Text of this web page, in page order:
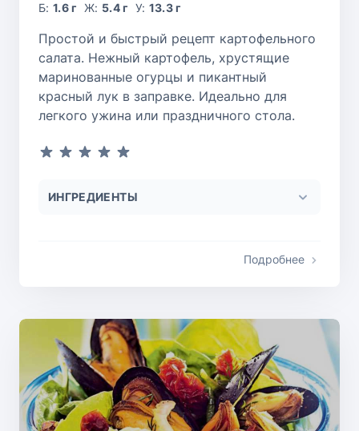
Б:1.6 г Ж: 5.4 г У: 13.3 г
Простой и быстрый рецепт картофельного
салата. Нежный картофель, хрустящие
маринованные огурцы и пикантный
красный лук в заправке. Идеально для
легкого ужина или праздничного стола.
ИНГРЕДИЕНТЫ
Подробнее